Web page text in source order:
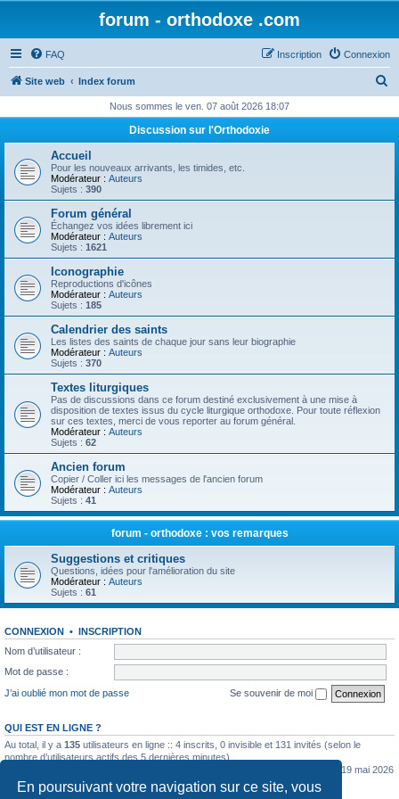
En poursuivant votre navigation sur ce site, vous
forum - orthodoxe .com
FAQ Connexion
Inscription
Site web Index forum
h
Nous sommes le ven. 07 août 2026 18:07
Discussion sur l'Orthodoxie
Accueil
Pour les nouveaux arrivants, les timides, etc.
Modérateur : Auteurs
Sujets : 390
Forum général
Échangez vos idées librement ici
Modérateur : Auteurs
Sujets : 1621
Iconographie
Reproductions d'icônes
Modérateur : Auteurs
Sujets : 185
Calendrier des saints
Les listes des saints de chaque jour sans leur biographie
Modérateur : Auteurs
Sujets : 370
Textes liturgiques
Pas de discussions dans ce forum destiné exclusivement à une mise à
disposition de textes issus du cycle liturgique orthodoxe. Pour toute réflexion
sur ces textes, merci de vous reporter au forum général.
Modérateur : Auteurs
Sujets : 62
Ancien forum
Copier / Coller ici les messages de l'ancien forum
Modérateur : Auteurs
Sujets : 41
forum - orthodoxe : vos remarques
Suggestions et critiques
Questions, idées pour l'amélioration du site
Modérateur : Auteurs
Sujets : 61
CONNEXION • INSCRIPTION
Nom d’utilisateur :
Mot de passe :
J’ai oublié mon mot de passe
Se souvenir de moi
QUI EST EN LIGNE ?
Au total, il y a 135 utilisateurs en ligne :: 4 inscrits, 0 invisible et 131 invités (selon le
nombre d’utilisateurs actifs des 5 dernières minutes)
le mar. 19 mai 2026
0:07